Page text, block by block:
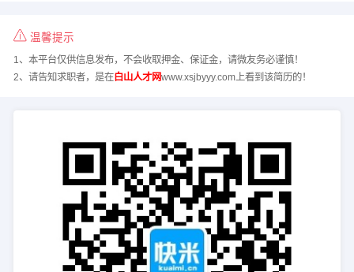
温馨提示
1、本平台仅供信息发布，不会收取押金、保证金，请微友务必谨慎！
2、请告知求职者，是在白山人才网www.xsjbyyy.com上看到该简历的！